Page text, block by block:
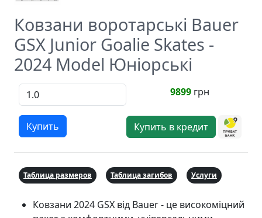
Ковзани воротарські Bauer
GSX Junior Goalie Skates -
2024 Model Юніорські
9899 грн
Купить Купить в кредит
Таблица размеров Таблица загибов Услуги
Ковзани 2024 GSX від Bauer - це високоміцний